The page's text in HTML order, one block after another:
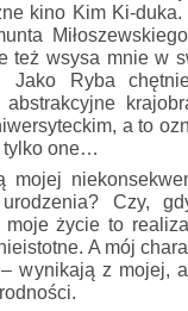
kino Kim Ki-
też wsysa mnie w
Jako Ryba
a to
tylko one…
mojej
Czy,
moje życie to
A mój
wynikają z mojej,